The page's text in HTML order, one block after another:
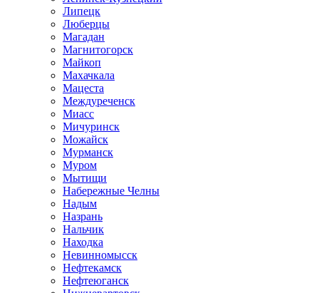
Липецк
Люберцы
Магадан
Магнитогорск
Майкоп
Махачкала
Мацеста
Междуреченск
Миасс
Мичуринск
Можайск
Мурманск
Муром
Мытищи
Набережные Челны
Надым
Назрань
Нальчик
Находка
Невинномысск
Нефтекамск
Нефтеюганск